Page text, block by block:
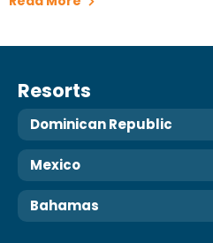
Resorts
Dominican Republic
Mexico
Bahamas